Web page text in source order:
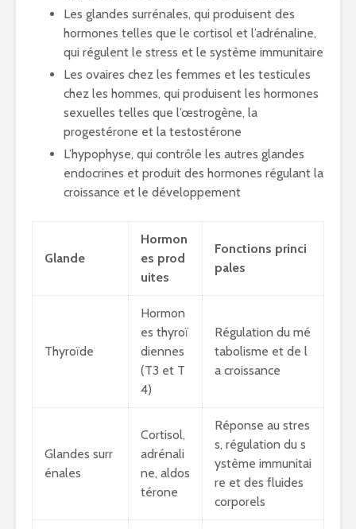
Les glandes surrénales, qui produisent des
hormones telles que le cortisol et l’adrénaline,
qui régulent le stress et le système immunitaire
Les ovaires chez les femmes et les testicules
chez les hommes, qui produisent les hormones
sexuelles telles que l’œstrogène, la
progestérone et la testostérone
L’hypophyse, qui contrôle les autres glandes
endocrines et produit des hormones régulant la
croissance et le développement
Glande
Hormon
es prod
uites
Fonctions princi
pales
Thyroïde
Hormon
es thyroï
diennes
(T3 et T
4)
Régulation du mé
tabolisme et de l
a croissance
Glandes surr
énales
Cortisol,
adrénali
ne, aldos
térone
Réponse au stres
s, régulation du s
ystème immunitai
re et des fluides
corporels